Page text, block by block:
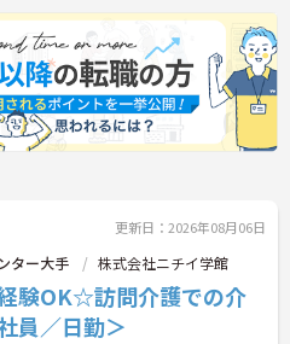
更新日：2026年08月06日
ター大手 株式会社ニチイ学館
験OK☆訪問介護での介
員／日勤＞